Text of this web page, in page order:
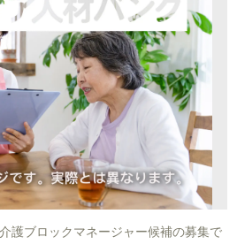
護ブロックマネージャー候補の募集で